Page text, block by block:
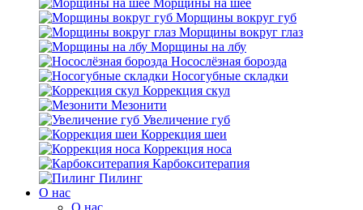
Морщины на шее
Морщины вокруг губ
Морщины вокруг глаз
Морщины на лбу
Носослёзная борозда
Носогубные складки
Коррекция скул
Мезонити
Увеличение губ
Коррекция шеи
Коррекция носа
Карбокситерапия
Пилинг
O нас
O нас